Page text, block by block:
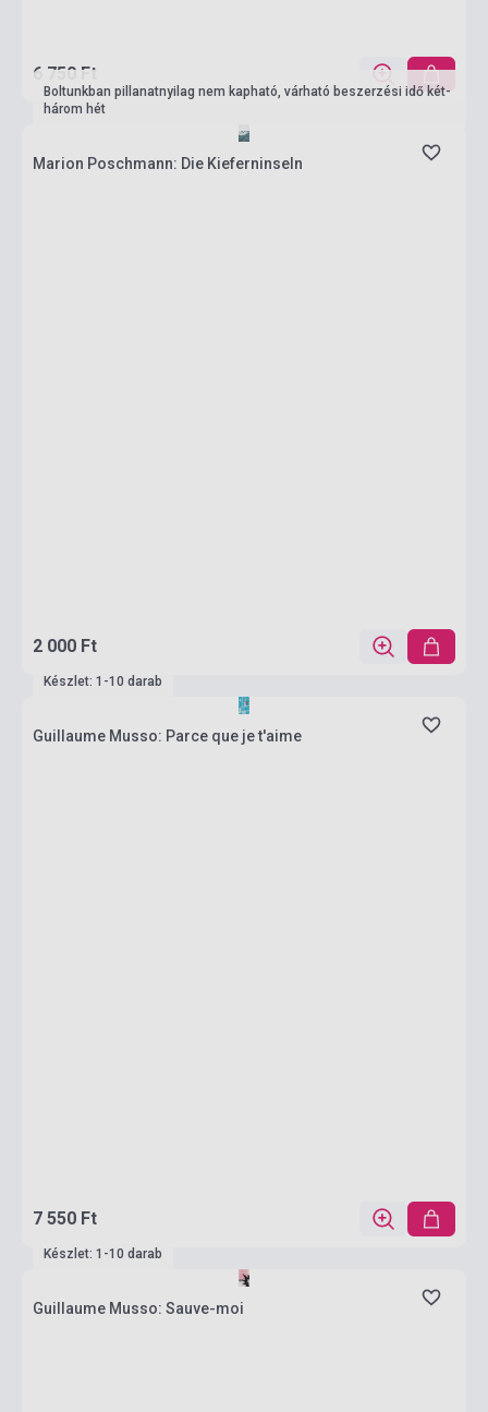
6 750 Ft
Boltunkban pillanatnyilag nem kapható, várható beszerzési idő két-
három hét
Marion Poschmann: Die Kieferninseln
2 000 Ft
Készlet: 1-10 darab
Guillaume Musso: Parce que je t'aime
7 550 Ft
Készlet: 1-10 darab
Guillaume Musso: Sauve-moi